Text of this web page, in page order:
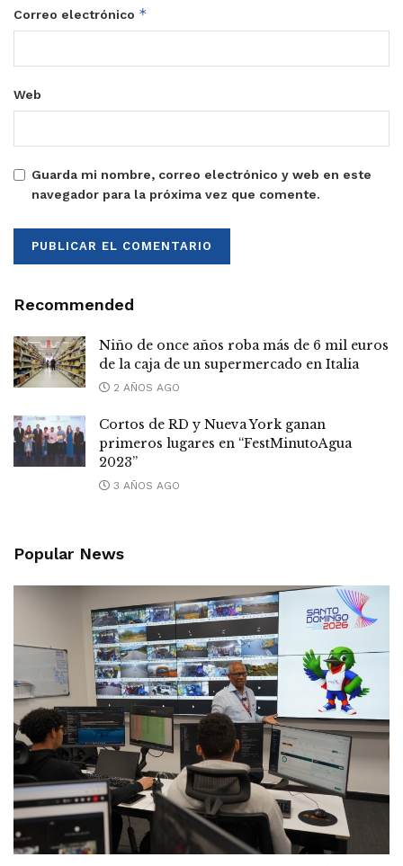
Correo electrónico *
Web
Guarda mi nombre, correo electrónico y web en este
navegador para la próxima vez que comente.
Recommended
Niño de once años roba más de 6 mil euros
de la caja de un supermercado en Italia
2 AÑOS AGO
Cortos de RD y Nueva York ganan
primeros lugares en “FestMinutoAgua
2023”
3 AÑOS AGO
Popular News